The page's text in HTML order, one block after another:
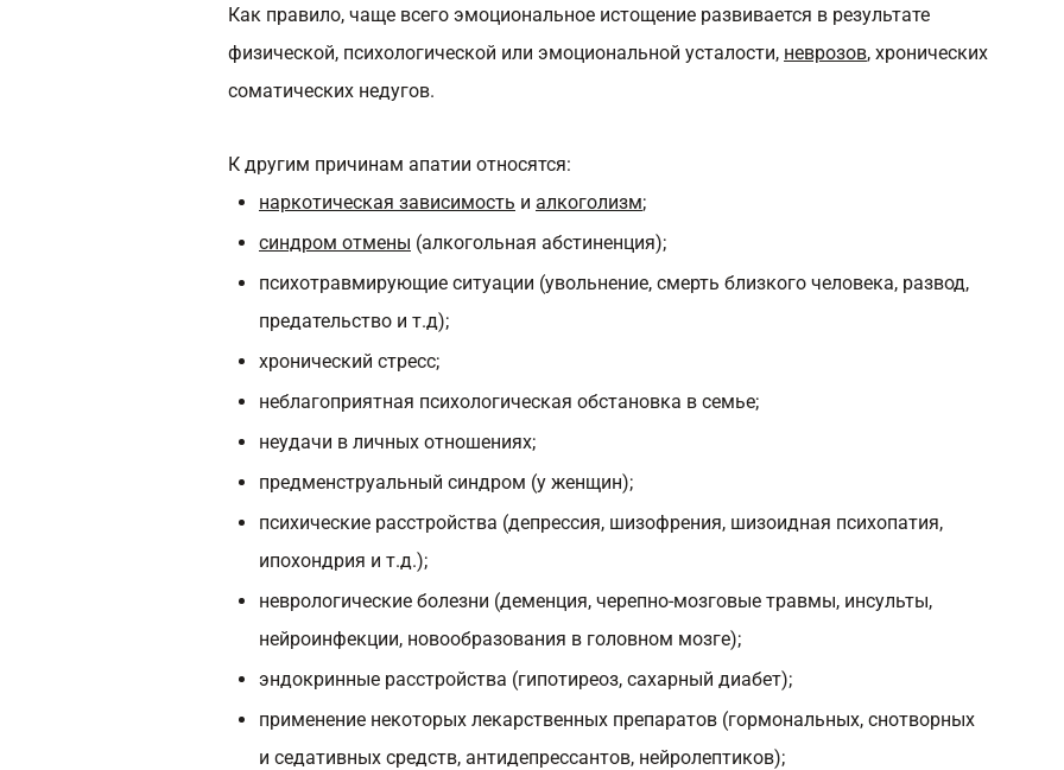
Как правило, чаще всего эмоциональное истощение развивается в результате
физической, психологической или эмоциональной усталости, неврозов, хронических
соматических недугов.
К другим причинам апатии относятся:
наркотическая зависимость и алкоголизм;
синдром отмены (алкогольная абстиненция);
психотравмирующие ситуации (увольнение, смерть близкого человека, развод,
предательство и т.д);
хронический стресс;
неблагоприятная психологическая обстановка в семье;
неудачи в личных отношениях;
предменструальный синдром (у женщин);
психические расстройства (депрессия, шизофрения, шизоидная психопатия,
ипохондрия и т.д.);
неврологические болезни (деменция, черепно-мозговые травмы, инсульты,
нейроинфекции, новообразования в головном мозге);
эндокринные расстройства (гипотиреоз, сахарный диабет);
применение некоторых лекарственных препаратов (гормональных, снотворных
и седативных средств, антидепрессантов, нейролептиков);